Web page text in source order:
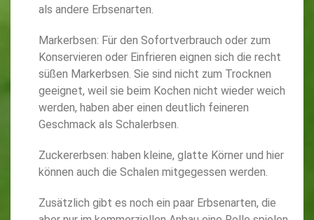
als andere Erbsenarten.
Markerbsen: Für den Sofortverbrauch oder zum
Konservieren oder Einfrieren eignen sich die recht
süßen Markerbsen. Sie sind nicht zum Trocknen
geeignet, weil sie beim Kochen nicht wieder weich
werden, haben aber einen deutlich feineren
Geschmack als Schalerbsen.
Zuckererbsen: haben kleine, glatte Körner und hier
können auch die Schalen mitgegessen werden.
Zusätzlich gibt es noch ein paar Erbsenarten, die